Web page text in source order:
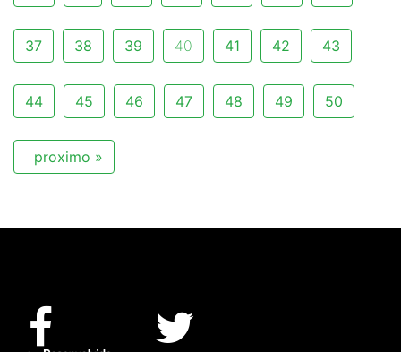
37 38 39 40 41 42 43
44 45 46 47 48 49 50
proximo »